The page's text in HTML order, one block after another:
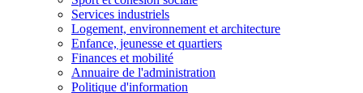
Services industriels
Logement, environnement et architecture
Enfance, jeunesse et quartiers
Finances et mobilité
Annuaire de l'administration
Politique d'information